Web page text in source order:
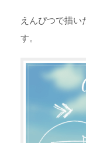
えんぴつで描い
す。